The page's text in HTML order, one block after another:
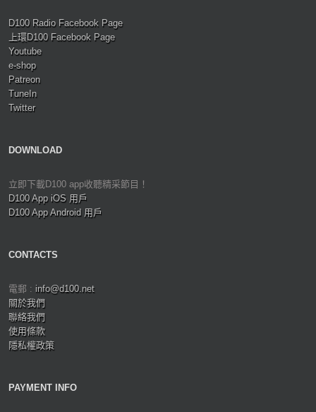
D100 Radio Facebook Page
上環D100 Facebook Page
Youtube
e-shop
Patreon
TuneIn
Twitter
DOWNLOAD
立即下載D100 app收聽精采節目！
D100 App iOS 用戶
D100 App Android 用戶
CONTACTS
電郵 : info@d100.net
關於我們
聯絡我們
使用條款
隱私權政策
PAYMENT INFO